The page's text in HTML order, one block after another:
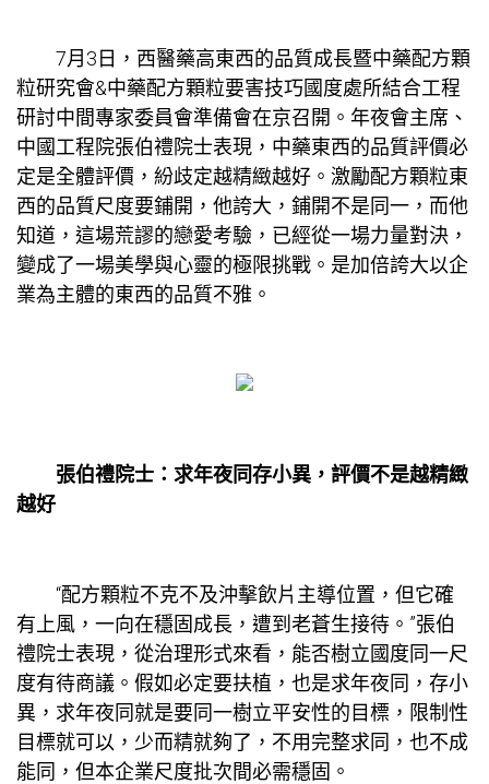
7月3日，西醫藥高東西的品質成長暨中藥配方顆
粒研究會&中藥配方顆粒要害技巧國度處所結合工程
研討中間專家委員會準備會在京召開。年夜會主席、
中國工程院張伯禮院士表現，中藥東西的品質評價必
定是全體評價，紛歧定越精緻越好。激勵配方顆粒東
西的品質尺度要鋪開，他誇大，鋪開不是同一，而他
知道，這場荒謬的戀愛考驗，已經從一場力量對決，
變成了一場美學與心靈的極限挑戰。是加倍誇大以企
業為主體的東西的品質不雅。
張伯禮院士：求年夜同存小異，評價不是越精緻
越好
“配方顆粒不克不及沖擊飲片主導位置，但它確
有上風，一向在穩固成長，遭到老蒼生接待。”張伯
禮院士表現，從治理形式來看，能否樹立國度同一尺
度有待商議。假如必定要扶植，也是求年夜同，存小
異，求年夜同就是要同一樹立平安性的目標，限制性
目標就可以，少而精就夠了，不用完整求同，也不成
能同，但本企業尺度批次間必需穩固。